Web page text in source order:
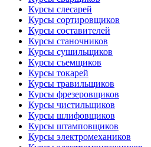
Курсы слесарей
Курсы сортировщиков
Курсы составителей
Курсы станочников
Курсы сушильщиков
Курсы съемщиков
Курсы токарей
Курсы травильщиков
Курсы фрезеровщиков
Курсы чистильщиков
Курсы шлифовщиков
Курсы штамповщиков
Курсы электромехаников